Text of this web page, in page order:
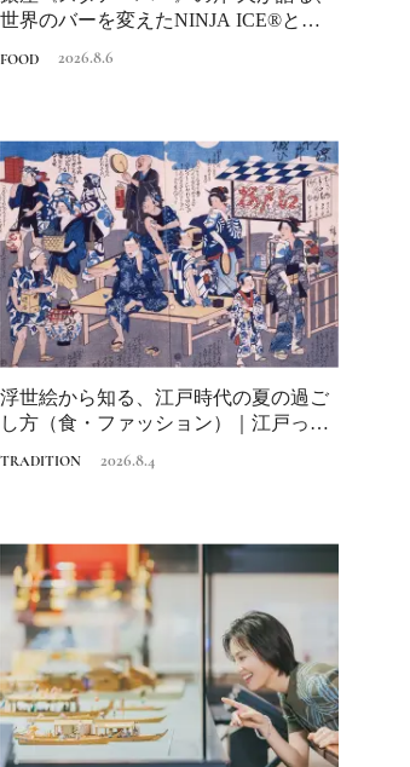
世界のバーを変えたNINJA ICE®と
FOOD 2026.8.6
浮世絵から知る、江戸時代の夏の過ご
し方（食・ファッション）｜江戸っ子
TRADITION 2026.8.4